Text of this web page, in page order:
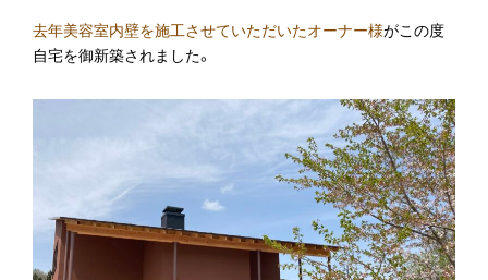
去年美容室内壁を施工させていただいたオーナー様がこの度
自宅を御新築されました。